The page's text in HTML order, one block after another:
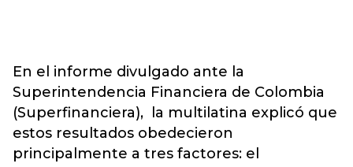
En el informe divulgado ante la
Superintendencia Financiera de Colombia
(Superfinanciera), la multilatina explicó que
estos resultados obedecieron
principalmente a tres factores: el